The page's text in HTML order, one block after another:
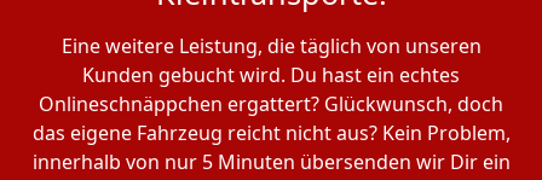
Eine weitere Leistung, die täglich von unseren
Kunden gebucht wird. Du hast ein echtes
Onlineschnäppchen ergattert? Glückwunsch, doch
das eigene Fahrzeug reicht nicht aus? Kein Problem,
innerhalb von nur 5 Minuten übersenden wir Dir ein